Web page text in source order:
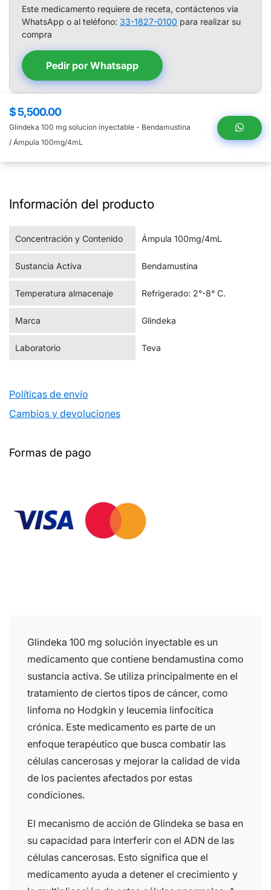
Este medicamento requiere de receta, contáctenos vía
WhatsApp o al teléfono: 33-1827-0100 para realizar su
compra
Pedir por Whatsapp
Precio
regular
$ 5,500.00
Glindeka 100 mg solucion inyectable - Bendamustina
/ Ámpula 100mg/4mL
Información del producto
Concentración y Contenido Ámpula 100mg/4mL
Sustancia Activa Bendamustina
Temperatura almacenaje Refrigerado: 2°-8° C.
Marca Glindeka
Laboratorio Teva
Políticas de envío
Cambios y devoluciones
Formas de pago
Glindeka 100 mg solución inyectable es un
medicamento que contiene bendamustina como
sustancia activa. Se utiliza principalmente en el
tratamiento de ciertos tipos de cáncer, como
linfoma no Hodgkin y leucemia linfocítica
crónica. Este medicamento es parte de un
enfoque terapéutico que busca combatir las
células cancerosas y mejorar la calidad de vida
de los pacientes afectados por estas
condiciones.
El mecanismo de acción de Glindeka se basa en
su capacidad para interferir con el ADN de las
células cancerosas. Esto significa que el
medicamento ayuda a detener el crecimiento y